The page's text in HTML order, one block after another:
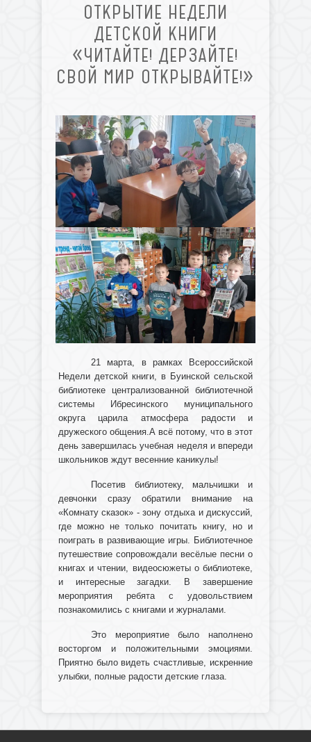
ОТКРЫТИЕ НЕДЕЛИ
ДЕТСКОЙ КНИГИ
«ЧИТАЙТЕ! ДЕРЗАЙТЕ!
СВОЙ МИР ОТКРЫВАЙТЕ!»
21 марта, в рамках Всероссийской
Недели детской книги, в Буинской сельской
библиотеке централизованной библиотечной
системы Ибресинского муниципального
округа царила атмосфера радости и
дружеского общения.А всё потому, что в этот
день завершилась учебная неделя и впереди
школьников ждут весенние каникулы!
Посетив библиотеку, мальчишки и
девчонки сразу обратили внимание на
«Комнату сказок» - зону отдыха и дискуссий,
где можно не только почитать книгу, но и
поиграть в развивающие игры. Библиотечное
путешествие сопровождали весёлые песни о
книгах и чтении, видеосюжеты о библиотеке,
и интересные загадки. В завершение
мероприятия ребята с удовольствием
познакомились с книгами и журналами.
Это мероприятие было наполнено
восторгом и положительными эмоциями.
Приятно было видеть счастливые, искренние
улыбки, полные радости детские глаза.